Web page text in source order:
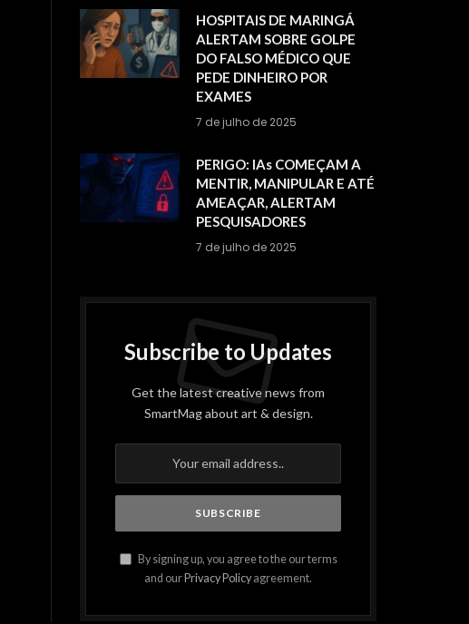
HOSPITAIS DE MARINGÁ
ALERTAM SOBRE GOLPE
DO FALSO MÉDICO QUE
PEDE DINHEIRO POR
EXAMES
7 de julho de 2025
PERIGO: IAs COMEÇAM A
MENTIR, MANIPULAR E ATÉ
AMEAÇAR, ALERTAM
PESQUISADORES
7 de julho de 2025
Subscribe to Updates
Get the latest creative news from
SmartMag about art & design.
By signing up, you agree to the our terms
and our Privacy Policy agreement.